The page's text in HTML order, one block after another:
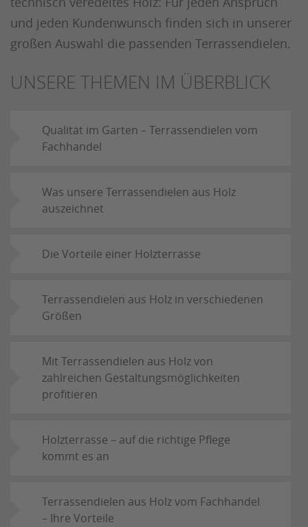
und jeden Kundenwunsch finden sich in unserer
großen Auswahl die passenden Terrassendielen.
UNSERE THEMEN IM ÜBERBLICK
Qualität im Garten – Terrassendielen vom
Fachhandel
Was unsere Terrassendielen aus Holz
auszeichnet
Die Vorteile einer Holzterrasse
Terrassendielen aus Holz in verschiedenen
Größen
Mit Terrassendielen aus Holz von
zahlreichen Gestaltungsmöglichkeiten
profitieren
Holzterrasse – auf die richtige Pflege
kommt es an
Terrassendielen aus Holz vom Fachhandel
– Ihre Vorteile